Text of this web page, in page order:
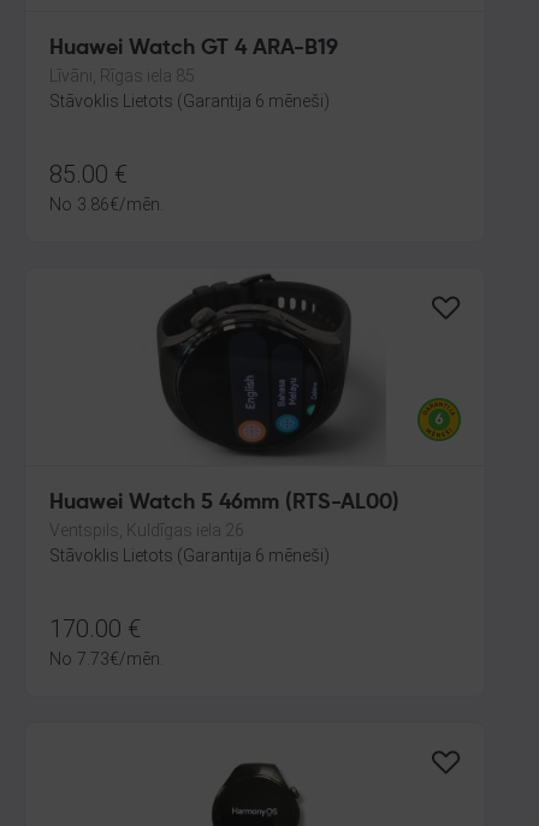
Huawei Watch GT 4 ARA-B19
Līvāni, Rīgas iela 85
Stāvoklis Lietots (Garantija 6 mēneši)
85.00 €
No 3.86€/mēn.
Huawei Watch 5 46mm (RTS-AL00)
Ventspils, Kuldīgas iela 26
Stāvoklis Lietots (Garantija 6 mēneši)
170.00 €
No 7.73€/mēn.